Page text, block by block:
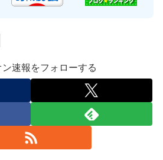
速報をフォローする